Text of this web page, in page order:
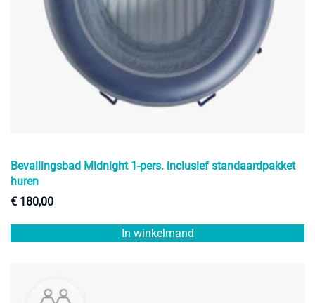
Bevallingsbad Midnight 1-pers. inclusief standaardpakket
huren
€ 180,00
In winkelmand